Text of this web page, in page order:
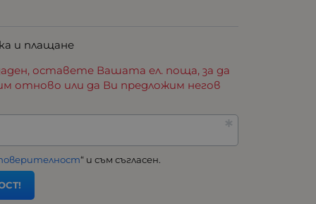
и плащане
оставете Вашата ел. поща, за да
отново или да Ви предложим негов
“ и съм съгласен.